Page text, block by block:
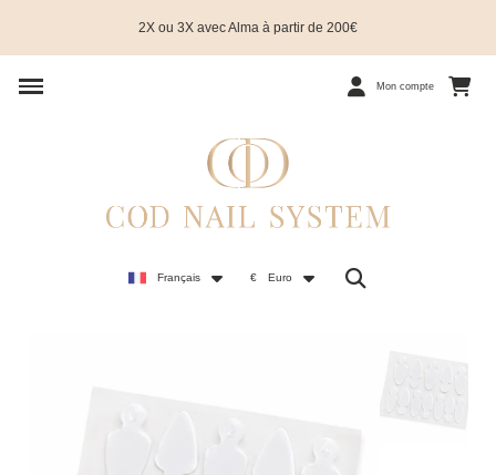
2X ou 3X avec Alma à partir de 200€
Mon compte
Français € Euro